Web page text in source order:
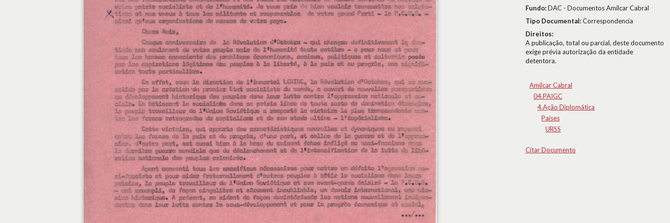
Fundo:DAC - Documentos Amílcar Cabral
Tipo Documental:Correspondencia
Direitos:
A publicação, total ou parcial, deste documento
exige prévia autorização da entidade
detentora.
Amílcar Cabral
04.PAIGC
4.Ação Diplomática
Países
URSS
Citar Documento